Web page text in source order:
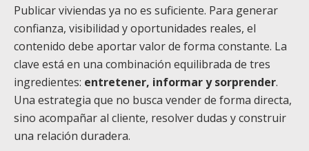
Publicar viviendas ya no es suficiente. Para generar
confianza, visibilidad y oportunidades reales, el
contenido debe aportar valor de forma constante. La
clave está en una combinación equilibrada de tres
ingredientes: entretener, informar y sorprender.
Una estrategia que no busca vender de forma directa,
sino acompañar al cliente, resolver dudas y construir
una relación duradera.